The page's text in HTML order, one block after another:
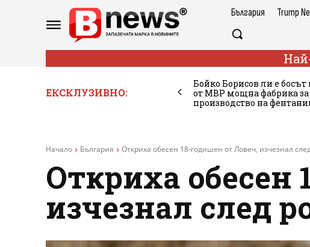
България Trump
ЕКСКЛУЗИВНО:
Бойко Борисов ли е босът
от МВР мощна фабрика за
производство на
Начало България Откриха обесен 18-годишен от Ловеч, изчезнал
Откриха обесен
изчезнал след